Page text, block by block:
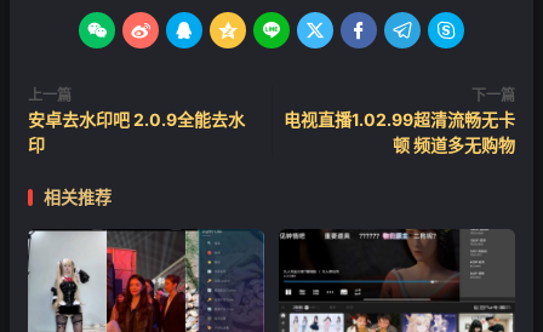
        
上一篇
安卓去水印吧 2.0.9全能去水
印
下一篇
电视直播1.02.99超清流畅无卡
顿 频道多无购物
相关推荐